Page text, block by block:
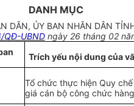
DANH MỤC
DÂN, ỦY BAN NHÂN DÂN
QĐ-UBNDngày 26 tháng 02
Trích yếu nội dung của
Tổ chức thực hiện Quy
giá cán bộ công chức